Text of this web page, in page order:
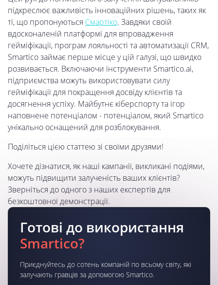
підкреслює важливість інноваційних рішень, таких як
ті, що пропонуються Смартіко. Завдяки своїй
вдосконаленій платформі для впровадження
гейміфікації, програм лояльності та автоматизації CRM,
Smartico займає перше місце у цій галузі, що швидко
розвивається. Включаючи інструменти Smartico.ai,
підприємства можуть використовувати силу
гейміфікації для покращення досвіду клієнтів та
досягнення успіху. Майбутнє кіберспорту та ігор
наповнене потенціалом - потенціалом, який Smartico
унікально оснащений для розблокування.
Поділіться цією статтею зі своїми друзями!
Хочете дізнатися, як наші кампанії, викликані подіями,
можуть підвищити залученість ваших клієнтів?
Зверніться до одного з наших експертів для
безкоштовної демонстрації.
Готові до використання
Smartico?
Приєднуйтесь до сотень компаній по всьому світу, які
залучають гравців за допомогою Smartico.